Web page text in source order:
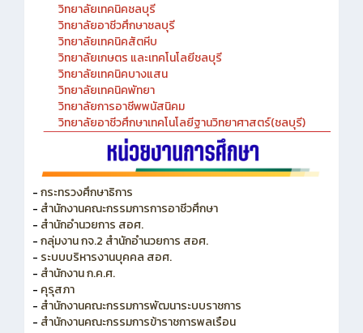
วิทยาลัยเทคนิคชลบุรี
วิทยาลัยอาชีวศึกษาชลบุรี
วิทยาลัยเทคนิคสัตหีบ
วิทยาลัยเกษตร และเทคโนโลยีชลบุรี
วิทยาลัยเทคนิคบางแสน
วิทยาลัยเทคนิคพัทยา
วิทยาลัยการอาชีพพนัสนิคม
วิทยาลัยอาชีวศึกษาเทคโนโลยีฐานวิทยาศาสตร์(ชลบุรี)
-กระทรวงศึกษาธิการ
- สำนักงานคณะกรรมการการอาชีวศึกษา
- สำนักอำนวยการ สอศ.
-กลุ่มงาน กจ.2 สำนักอำนวยการ สอศ.
- ระบบบริหารงานบุคคล สอศ.
- สำนักงาน ก.ค.ศ.
- คุรุสภา
- สำนักงานคณะกรรมการพัฒนาระบบราชการ
- สำนักงานคณะกรรมการข้าราชการพลเรือน